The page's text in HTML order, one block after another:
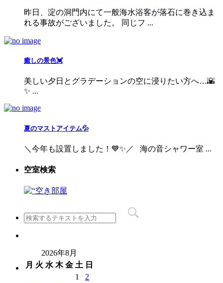
昨日、淀の洞門内にて一般海水浴客が落石に巻き込ま
れる事故がございました。 同じフ ...
癒しの景色💓
美しい夕日とグラデーションの空に浸りたい方へ…🌇
✨ ...
夏のマストアイテム💦
＼今年も設置しました！💙✨／ 海の音シャワー室 ...
空室検索
2026年8月
月 火 水 木 金 土 日
1
2